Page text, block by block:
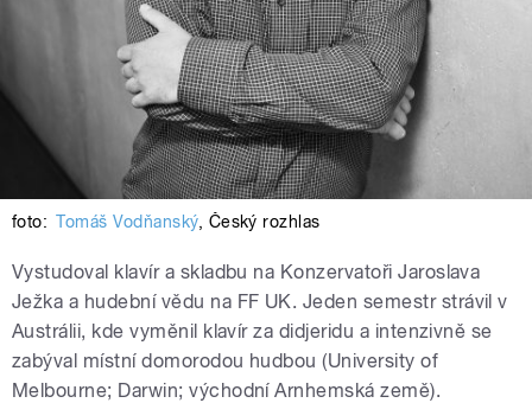
foto: Tomáš Vodňanský, Český rozhlas
Vystudoval klavír a skladbu na Konzervatoři Jaroslava
Ježka a hudební vědu na FF UK. Jeden semestr strávil v
Austrálii, kde vyměnil klavír za didjeridu a intenzivně se
zabýval místní domorodou hudbou (University of
Melbourne; Darwin; východní Arnhemská země).